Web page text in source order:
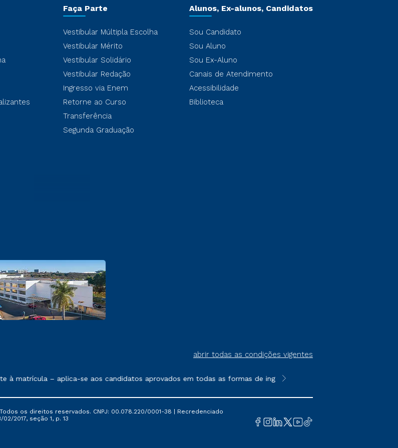
Faça Parte
Vestibular Múltipla Escolha
Vestibular Mérito
Vestibular Solidário
Vestibular Redação
Ingresso via Enem
Retorne ao Curso
Transferência
Segunda Graduação
Alunos, Ex-alunos, Candidatos
Sou Candidato
Sou Aluno
Sou Ex-Aluno
Canais de Atendimento
Acessibilidade
Biblioteca
abrir todas as condições vigentes
de prestação de serviços.
matrícula – aplica-se aos candidatos aprovados em todas as formas de ingresso, exceto na prova on-line
**Semipresencial é um formato do
os direitos reservados. CNPJ: 00.078.220/0001-38 | Recredenciado
2017, seção 1, p. 13